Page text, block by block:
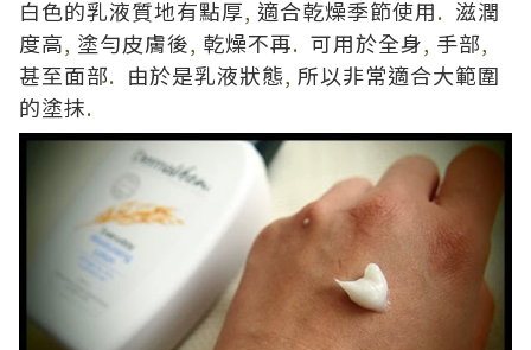
白色的乳液質地有點厚, 適合乾燥季節使用. 滋潤
度高, 塗勻皮膚後, 乾燥不再. 可用於全身, 手部,
甚至面部. 由於是乳液狀態, 所以非常適合大範圍
的塗抹.